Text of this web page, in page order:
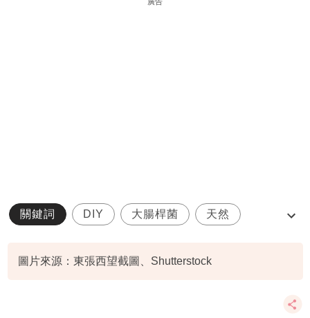
關鍵詞 DIY 大腸桿菌 天然
圖片來源：東張西望截圖、Shutterstock